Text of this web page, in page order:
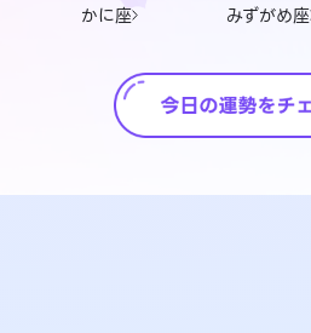
かに座 みずがめ座